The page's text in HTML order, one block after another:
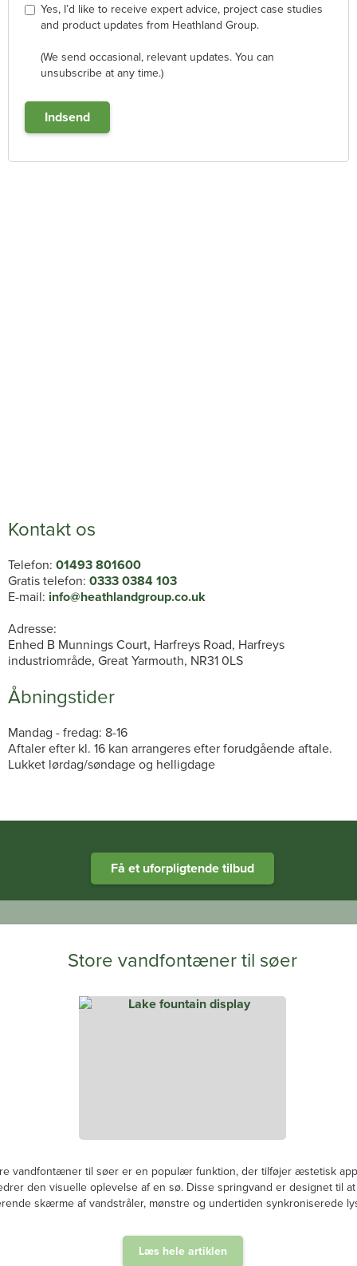
Yes, I’d like to receive expert advice, project case studies
and product updates from Heathland Group.
(We send occasional, relevant updates. You can
unsubscribe at any time.)
Kontakt os
Telefon: 01493 801600
Gratis telefon: 0333 0384 103
E-mail: info@heathlandgroup.co.uk
Adresse:
Enhed B Munnings Court, Harfreys Road, Harfreys
industriområde, Great Yarmouth, NR31 0LS
Åbningstider
Mandag - fredag: 8-16
Aftaler efter kl. 16 kan arrangeres efter forudgående aftale.
Lukket lørdag/søndage og helligdage
Få et uforpligtende tilbud
Store vandfontæner til søer
vandfontæner til søer er en populær funktion, der tilføjer æstetisk
den visuelle oplevelse af en sø. Disse springvand er designet til
skærme af vandstråler, mønstre og undertiden synkroniserede
Læs hele artiklen